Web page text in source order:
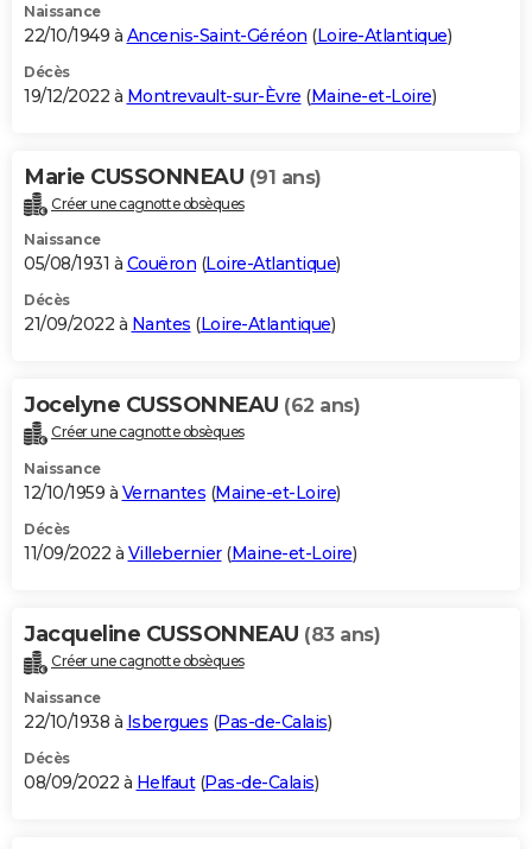
Naissance
22/10/1949 à Ancenis-Saint-Géréon (Loire-Atlantique)
Décès
19/12/2022 à Montrevault-sur-Èvre (Maine-et-Loire)
Marie CUSSONNEAU (91 ans)
Créer une cagnotte obsèques
Naissance
05/08/1931 à Couëron (Loire-Atlantique)
Décès
21/09/2022 à Nantes (Loire-Atlantique)
Jocelyne CUSSONNEAU (62 ans)
Créer une cagnotte obsèques
Naissance
12/10/1959 à Vernantes (Maine-et-Loire)
Décès
11/09/2022 à Villebernier(Maine-et-Loire)
Jacqueline CUSSONNEAU (83 ans)
Créer une cagnotte obsèques
Naissance
22/10/1938 à Isbergues (Pas-de-Calais)
Décès
08/09/2022 à Helfaut(Pas-de-Calais)